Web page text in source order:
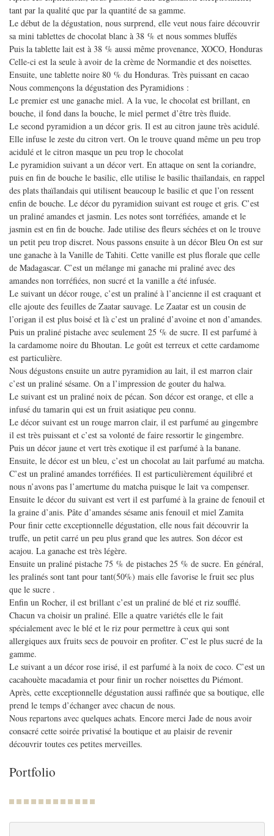
tant par la qualité que par la quantité de sa gamme.
Le début de la dégustation, nous surprend, elle veut nous faire découvrir
sa mini tablettes de chocolat blanc à 38 % et nous sommes bluffés
Puis la tablette lait est à 38 % aussi même provenance, XOCO, Honduras
Celle-ci est la seule à avoir de la crème de Normandie et des noisettes.
Ensuite, une tablette noire 80 % du Honduras. Très puissant en cacao
Nous commençons la dégustation des Pyramidions :
Le premier est une ganache miel. A la vue, le chocolat est brillant, en
bouche, il fond dans la bouche, le miel permet d’être très fluide.
Le second pyramidion a un décor gris. Il est au citron jaune très acidulé.
Elle infuse le zeste du citron vert. On le trouve quand même un peu trop
acidulé et le citron masque un peu trop le chocolat
Le pyramidion suivant a un décor vert. En attaque on sent la coriandre,
puis en fin de bouche le basilic, elle utilise le basilic thaïlandais, en rappel
des plats thaïlandais qui utilisent beaucoup le basilic et que l’on ressent
enfin de bouche. Le décor du pyramidion suivant est rouge et gris. C’est
un praliné amandes et jasmin. Les notes sont torréfiées, amande et le
jasmin est en fin de bouche. Jade utilise des fleurs séchées et on le trouve
un petit peu trop discret. Nous passons ensuite à un décor Bleu On est sur
une ganache à la Vanille de Tahiti. Cette vanille est plus florale que celle
de Madagascar. C’est un mélange mi ganache mi praliné avec des
amandes non torréfiées, non sucré et la vanille a été infusée.
Le suivant un décor rouge, c’est un praliné à l’ancienne il est craquant et
elle ajoute des feuilles de Zaatar sauvage. Le Zaatar est un cousin de
l’origan il est plus boisé et là c’est un praliné d’avoine et non d’amandes.
Puis un praliné pistache avec seulement 25 % de sucre. Il est parfumé à
la cardamome noire du Bhoutan. Le goût est terreux et cette cardamome
est particulière.
Nous dégustons ensuite un autre pyramidion au lait, il est marron clair
c’est un praliné sésame. On a l’impression de gouter du halwa.
Le suivant est un praliné noix de pécan. Son décor est orange, et elle a
infusé du tamarin qui est un fruit asiatique peu connu.
Le décor suivant est un rouge marron clair, il est parfumé au gingembre
il est très puissant et c’est sa volonté de faire ressortir le gingembre.
Puis un décor jaune et vert très exotique il est parfumé à la banane.
Ensuite, le décor est un bleu, c’est un chocolat au lait parfumé au matcha.
C’est un praliné amandes torréfiées. Il est particulièrement équilibré et
nous n’avons pas l’amertume du matcha puisque le lait va compenser.
Ensuite le décor du suivant est vert il est parfumé à la graine de fenouil et
la graine d’anis. Pâte d’amandes sésame anis fenouil et miel Zamita
Pour finir cette exceptionnelle dégustation, elle nous fait découvrir la
truffe, un petit carré un peu plus grand que les autres. Son décor est
acajou. La ganache est très légère.
Ensuite un praliné pistache 75 % de pistaches 25 % de sucre. En général,
les pralinés sont tant pour tant(50%) mais elle favorise le fruit sec plus
que le sucre .
Enfin un Rocher, il est brillant c’est un praliné de blé et riz soufflé.
Chacun va choisir un praliné. Elle a quatre variétés elle le fait
spécialement avec le blé et le riz pour permettre à ceux qui sont
allergiques aux fruits secs de pouvoir en profiter. C’est le plus sucré de la
gamme.
Le suivant a un décor rose irisé, il est parfumé à la noix de coco. C’est un
cacahouète macadamia et pour finir un rocher noisettes du Piémont.
Après, cette exceptionnelle dégustation aussi raffinée que sa boutique, elle
prend le temps d’échanger avec chacun de nous.
Nous repartons avec quelques achats. Encore merci Jade de nous avoir
consacré cette soirée privatisé la boutique et au plaisir de revenir
découvrir toutes ces petites merveilles.
Portfolio